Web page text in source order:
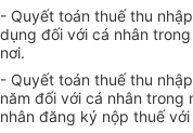
- Quyết toán thuế thu
dụng đối với cá nhân
nơi.
- Quyết toán thuế thu
năm đối với cá nhân trong
nhân đăng ký nộp thuế